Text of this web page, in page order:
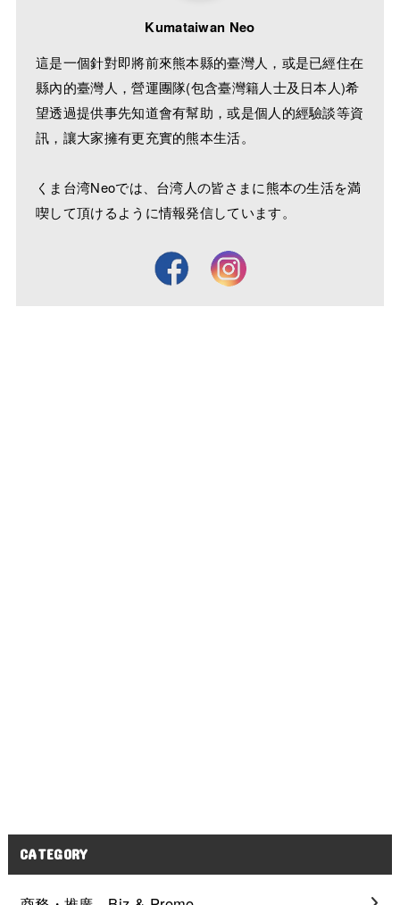
Kumataiwan Neo
這是一個針對即將前來熊本縣的臺灣人，或是已經住在
縣內的臺灣人，營運團隊(包含臺灣籍人士及日本人)希
望透過提供事先知道會有幫助，或是個人的經驗談等資
訊，讓大家擁有更充實的熊本生活。
くま台湾Neoでは、台湾人の皆さまに熊本の生活を満
喫して頂けるように情報発信しています。
CATEGORY